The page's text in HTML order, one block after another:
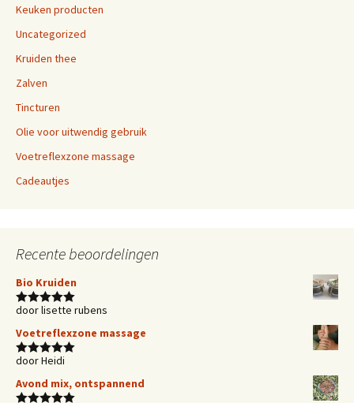
Keuken producten
Uncategorized
Kruiden thee
Zalven
Tincturen
Olie voor uitwendig gebruik
Voetreflexzone massage
Cadeautjes
Recente beoordelingen
Bio Kruiden
Waardering
door lisette rubens
Voetreflexzone massage
Waardering
door Heidi
Avond mix, ontspannend